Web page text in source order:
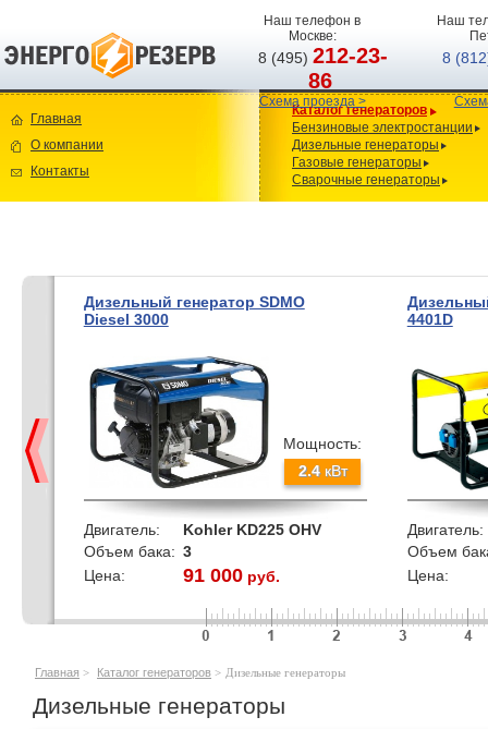
Наш телефон в
Москве:
8 (495)212-23-
86
Схема проезда >
Наш
8
Главная
О компании
Контакты
Каталог генераторов
Бензиновые электростанции
Дизельные генераторы
Газовые генераторы
Сварочные генераторы
Дизельный генератор SDMO
Diesel 3000
Мощность:
2.4кВт
Двигатель:
Kohler KD225 OHV
Объем бака: 3
Цена:
91 000руб.
4401D
Двигатель:
Объем
Цена:
кВт
Главная > Каталог генераторов > Дизельные генераторы
Дизельные генераторы